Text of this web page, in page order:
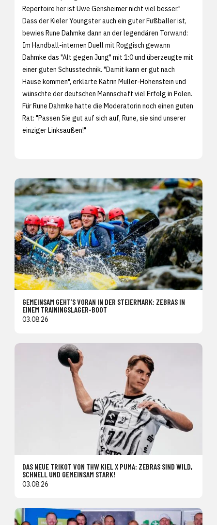
Repertoire her ist Uwe Gensheimer nicht viel besser."
Dass der Kieler Youngster auch ein guter Fußballer ist,
bewies Rune Dahmke dann an der legendären Torwand:
Im Handball-internen Duell mit Roggisch gewann
Dahmke das "Alt gegen Jung" mit 1:0 und überzeugte mit
einer guten Schusstechnik. "Damit kann er gut nach
Hause kommen", erklärte Katrin Müller-Hohenstein und
wünschte der deutschen Mannschaft viel Erfolg in Polen.
Für Rune Dahmke hatte die Moderatorin noch einen guten
Rat: "Passen Sie gut auf sich auf, Rune, sie sind unserer
einziger Linksaußen!"
GEMEINSAM GEHT’S VORAN IN DER STEIERMARK: ZEBRAS IN
EINEM TRAININGSLAGER-BOOT
03.08.26
DAS NEUE TRIKOT VON THW KIEL X PUMA: ZEBRAS SIND WILD,
SCHNELL UND GEMEINSAM STARK!
03.08.26